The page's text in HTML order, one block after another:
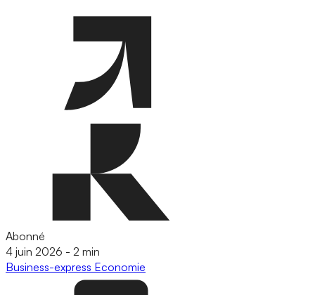
Abonné
4 juin 2026 - 2 min
Business-express Economie